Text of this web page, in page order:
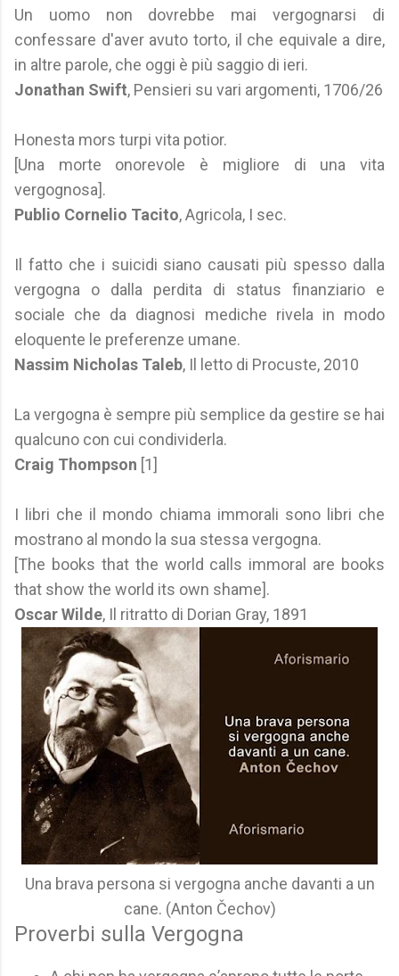
Un uomo non dovrebbe mai vergognarsi di
confessare d'aver avuto torto, il che equivale a dire,
in altre parole, che oggi è più saggio di ieri.
Jonathan Swift, Pensieri su vari argomenti, 1706/26
Honesta mors turpi vita potior.
[Una morte onorevole è migliore di una vita
vergognosa].
Publio Cornelio Tacito, Agricola, I sec.
Il fatto che i suicidi siano causati più spesso dalla
vergogna o dalla perdita di status finanziario e
sociale che da diagnosi mediche rivela in modo
eloquente le preferenze umane.
Nassim Nicholas Taleb, Il letto di Procuste, 2010
La vergogna è sempre più semplice da gestire se hai
qualcuno con cui condividerla.
Craig Thompson [1]
I libri che il mondo chiama immorali sono libri che
mostrano al mondo la sua stessa vergogna.
[The books that the world calls immoral are books
that show the world its own shame].
Oscar Wilde, Il ritratto di Dorian Gray, 1891
Una brava persona si vergogna anche davanti a un
cane. (Anton Čechov)
Proverbi sulla Vergogna